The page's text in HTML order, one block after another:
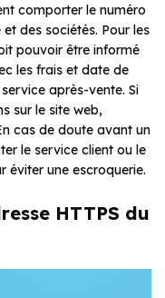
comporter le numéro
des sociétés. Pour les
pouvoir être informé
les frais et date de
après-vente. Si
sur le site web,
cas de doute avant un
le service client ou le
éviter une escroquerie.
HTTPS du